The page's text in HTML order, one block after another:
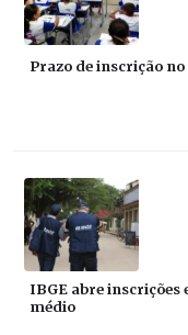
Prazo de inscrição
IBGE abre inscrições
médio